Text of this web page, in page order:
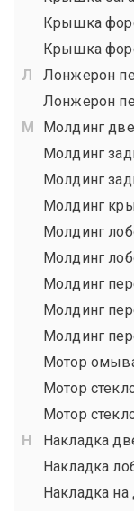
Крышка
Крышка
Лонжерон
Лонжерон
Молдинг
Молдинг
Молдинг
Молдинг
Молдинг
Молдинг
Молдинг
Молдинг
Молдинг
Мотор
Мотор
Мотор
Накладка
Накладка
Накладка на